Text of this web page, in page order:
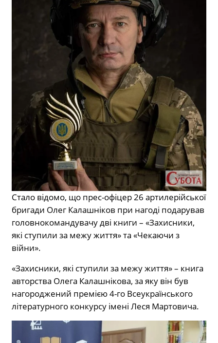
Стало відомо, що прес-офіцер 26 артилерійської
бригади Олег Калашніков при нагоді подарував
головнокомандувачу дві книги – «Захисники,
які ступили за межу життя» та «Чекаючи з
війни».
«Захисники, які ступили за межу життя» – книга
авторства Олега Калашнікова, за яку він був
нагороджений премією 4-го Всеукраїнського
літературного конкурсу імені Леся Мартовича.